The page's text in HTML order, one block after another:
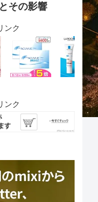
その影響
ンク
ンク